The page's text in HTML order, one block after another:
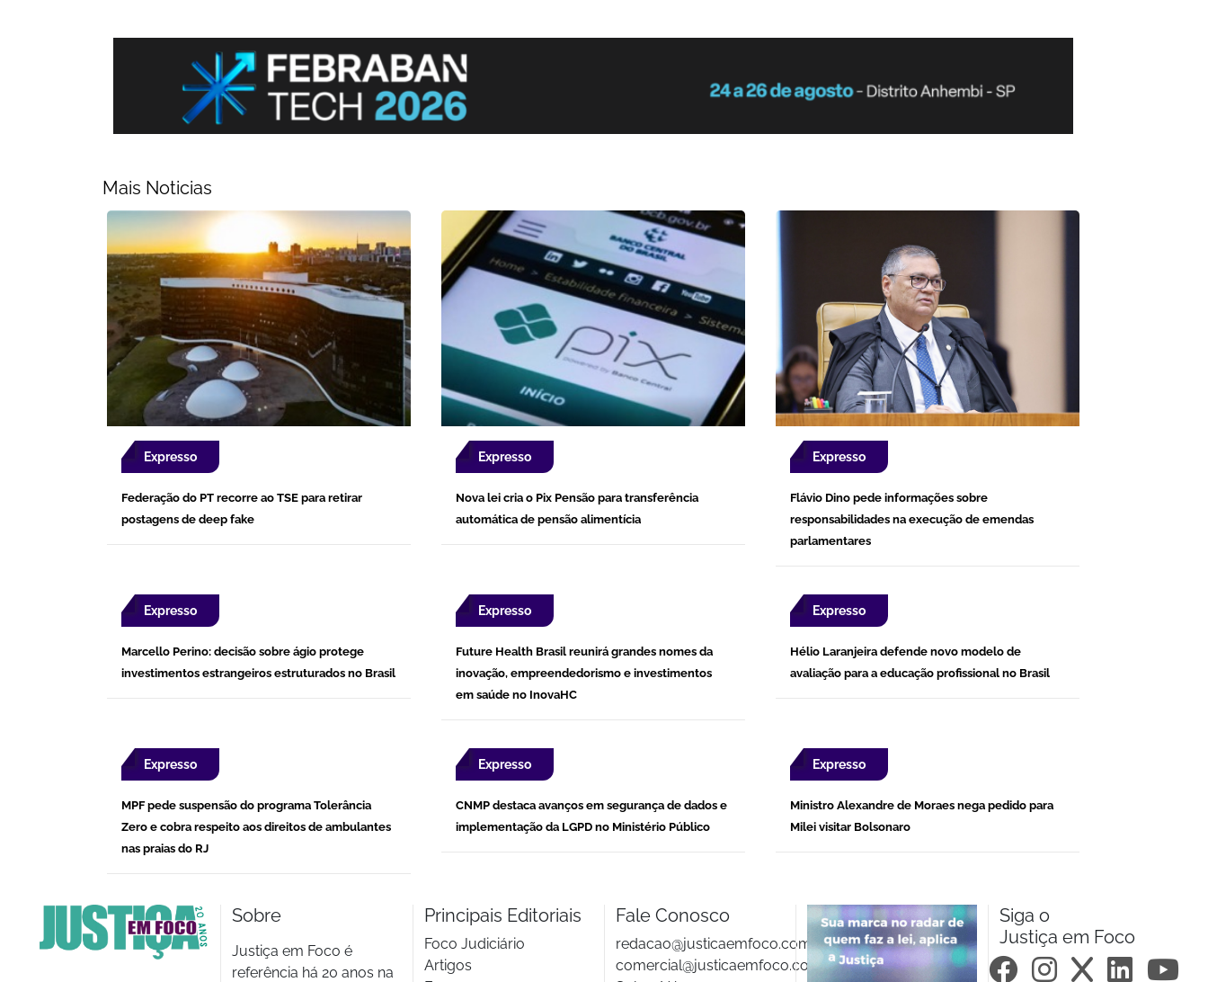
Mais Noticias
Expresso
Federação do PT recorre ao TSE para retirar
postagens de deep fake
Expresso
Nova lei cria o Pix Pensão para transferência
automática de pensão alimentícia
Expresso
Flávio Dino pede informações sobre
responsabilidades na execução de emendas
parlamentares
Expresso
Marcello Perino: decisão sobre ágio protege
investimentos estrangeiros estruturados no Brasil
Expresso
Future Health Brasil reunirá grandes nomes da
inovação, empreendedorismo e investimentos
em saúde no InovaHC
Expresso
Hélio Laranjeira defende novo modelo de
avaliação para a educação profissional no Brasil
Expresso
MPF pede suspensão do programa Tolerância
Zero e cobra respeito aos direitos de ambulantes
nas praias do RJ
Expresso
CNMP destaca avanços em segurança de dados e
implementação da LGPD no Ministério Público
Expresso
Ministro Alexandre de Moraes nega pedido para
Milei visitar Bolsonaro
Sobre
Justiça em Foco é
referência há 20 anos na
Principais Editoriais
Foco Judiciário
Artigos
Fale Conosco
redacao@justicaemfoco.com.br
comercial@justicaemfoco.com.br
Siga o
Justiça em Foco